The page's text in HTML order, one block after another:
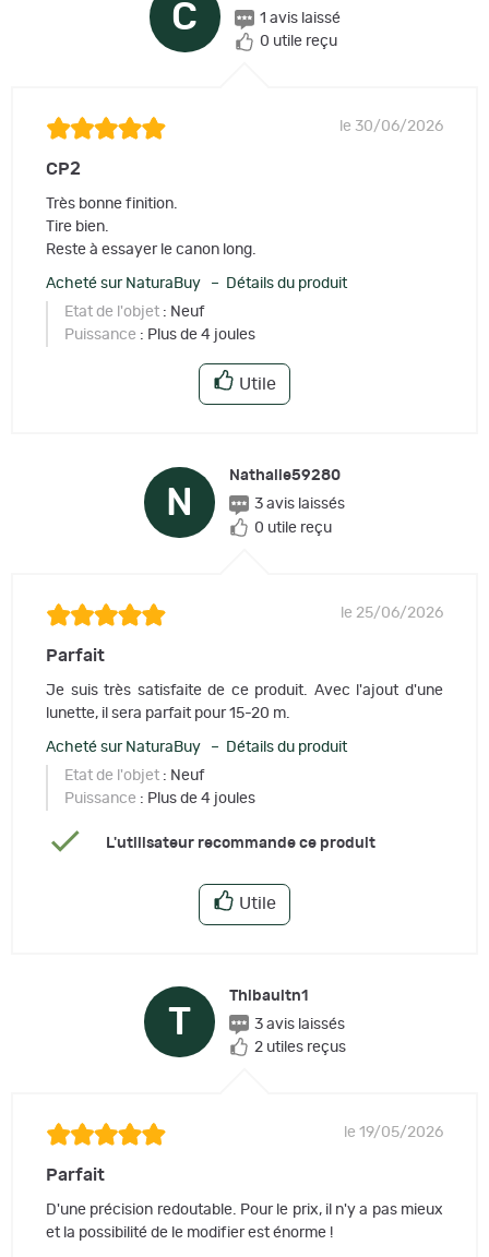
C
1 avis laissé
0 utile reçu
le 30/06/2026
CP2
Très bonne finition.
Tire bien.
Reste à essayer le canon long.
Acheté sur NaturaBuy – Détails du produit
Etat de l'objet : Neuf
Puissance : Plus de 4 joules
Utile
N
Nathalie59280
3 avis laissés
0 utile reçu
le 25/06/2026
Parfait
Je suis très satisfaite de ce produit. Avec l'ajout d'une
lunette, il sera parfait pour 15-20 m.
Acheté sur NaturaBuy – Détails du produit
Etat de l'objet : Neuf
Puissance : Plus de 4 joules
L'utilisateur recommande ce produit
Utile
T
Thibaultn1
3 avis laissés
2 utiles reçus
le 19/05/2026
Parfait
D'une précision redoutable. Pour le prix, il n'y a pas mieux
et la possibilité de le modifier est énorme !